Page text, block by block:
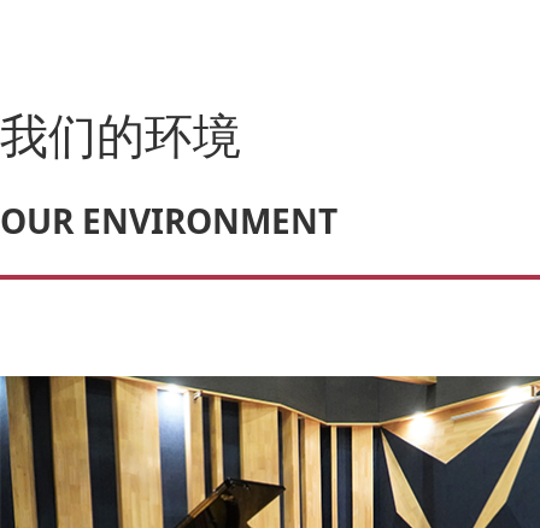
我们的环境
OUR ENVIRONMENT